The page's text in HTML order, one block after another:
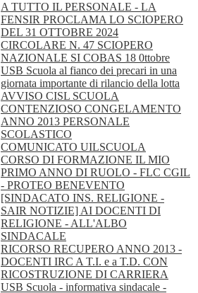
A TUTTO IL PERSONALE - LA
FENSIR PROCLAMA LO SCIOPERO
DEL 31 OTTOBRE 2024
CIRCOLARE N. 47 SCIOPERO
NAZIONALE SI COBAS 18 0ttobre
USB Scuola al fianco dei precari in una
giornata importante di rilancio della lotta
AVVISO CISL SCUOLA
CONTENZIOSO CONGELAMENTO
ANNO 2013 PERSONALE
SCOLASTICO
COMUNICATO UILSCUOLA
CORSO DI FORMAZIONE IL MIO
PRIMO ANNO DI RUOLO - FLC CGIL
- PROTEO BENEVENTO
[SINDACATO INS. RELIGIONE -
SAIR NOTIZIE] AI DOCENTI DI
RELIGIONE - ALL'ALBO
SINDACALE
RICORSO RECUPERO ANNO 2013 -
DOCENTI IRC A T.I. e a T.D. CON
RICOSTRUZIONE DI CARRIERA
USB Scuola - informativa sindacale -